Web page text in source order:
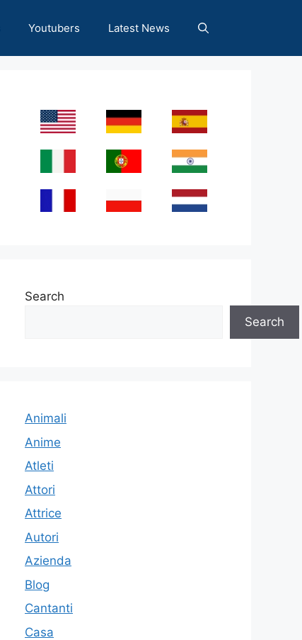
Youtubers Latest News
Search
Search
Animali
Anime
Atleti
Attori
Attrice
Autori
Azienda
Blog
Cantanti
Casa